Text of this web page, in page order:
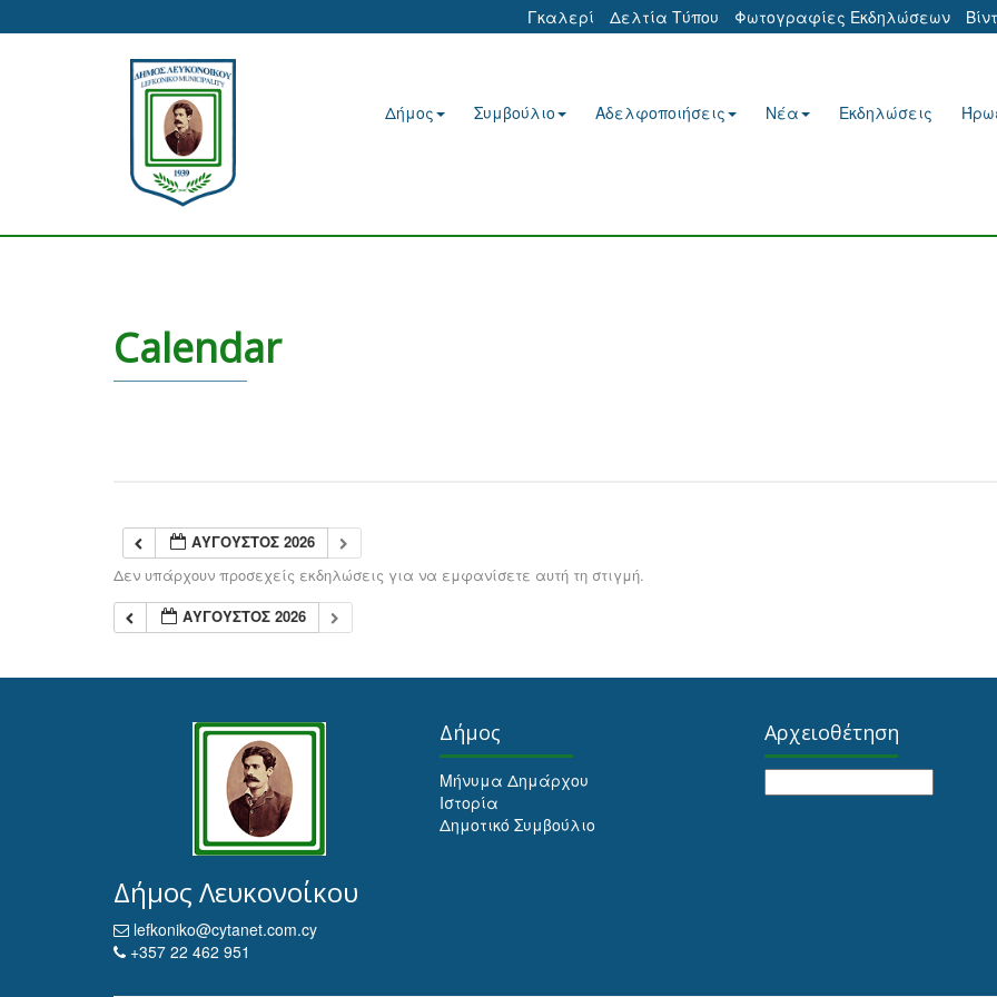
Γκαλερί Δελτία Τύπου Φωτογραφίες Εκδηλώσεων
Δήμος Συμβούλιο Αδελφοποιήσεις Νέα Εκδηλώσεις
Calendar
ΑΎΓΟΥΣΤΟΣ 2026
Δεν υπάρχουν προσεχείς εκδηλώσεις για να εμφανίσετε αυτή τη στιγμή.
ΑΎΓΟΥΣΤΟΣ 2026
Δήμος Λευκονοίκου
lefkoniko@cytanet.com.cy
+357 22 462 951
Δήμος
Μήνυμα Δημάρχου
Ιστορία
Δημοτικό Συμβούλιο
Αρχειοθέτηση